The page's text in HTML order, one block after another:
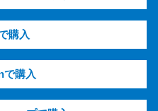
購入
で購入